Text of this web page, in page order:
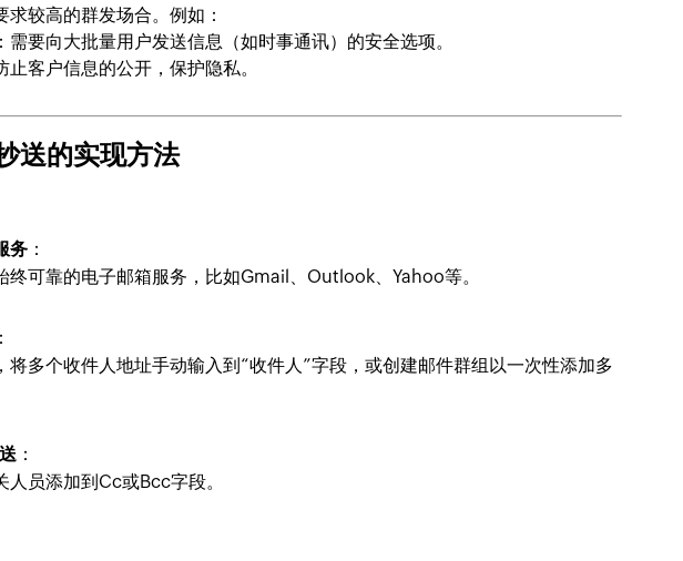
求较高的群发场合。例如：
需要向大批量用户发送信息（如时事通讯）的安全选项。
止客户信息的公开，保护隐私。
送的实现方法
务 ：
终可靠的电子邮箱服务，比如Gmail、Outlook、Yahoo等。
：
将多个收件人地址手动输入到“收件人”字段，或创建邮件群组以一次性添加多
：
人员添加到Cc或Bcc字段。